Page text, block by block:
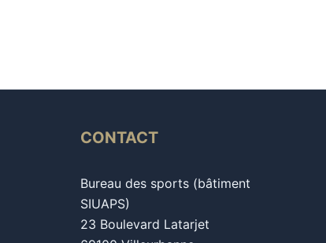
CONTACT
Bureau des sports (bâtiment
SIUAPS)
23 Boulevard Latarjet